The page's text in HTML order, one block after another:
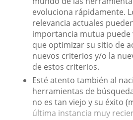
evoluciona rápidamente.
relevancia actuales
importancia mutua
que optimizar su sitio de
nuevos criterios y/o la
de estos criterios.
Esté atento también al
herramientas de
no es tan viejo y su éxito
última instancia muy